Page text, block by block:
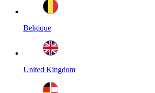
Belgique
United Kingdom